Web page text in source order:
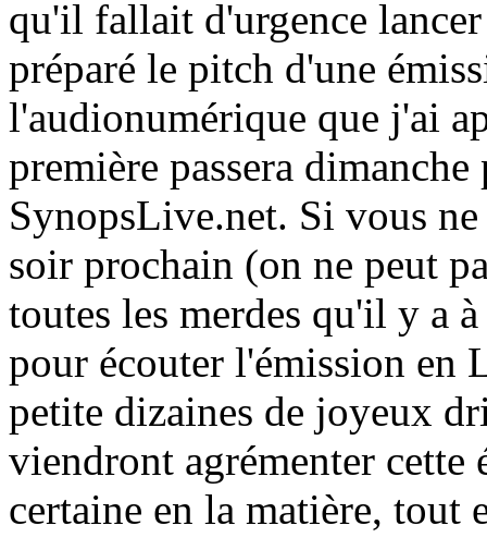
qu'il fallait d'urgence
préparé le pitch d'une
l'audionumérique que j'ai
première passera
SynopsLive.net. Si vous
soir prochain (on ne peut
toutes les merdes qu'il y a
pour écouter l'émission en
petite dizaines de joyeux
viendront agrémenter cette
certaine en la matière, tout